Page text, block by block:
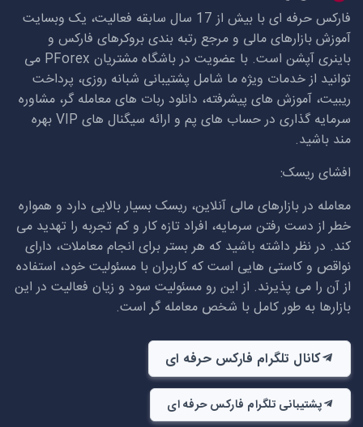
فارکس حرفه ای با بیش از 17 سال سابقه فعالیت، یک وبسایت
آموزش بازارهای مالی و مرجع رتبه بندی بروکرهای فارکس و
باینری آپشن است. با عضویت در باشگاه مشتریان PForex می
توانید از خدمات ویژه ما شامل پشتیبانی شبانه روزی، پرداخت
ریبیت، آموزش های پیشرفته، دانلود ربات های معامله گر، مشاوره
سرمایه گذاری در حساب های پم و ارائه سیگنال های VIPبهره
مند باشید.
افشای ریسک:
معامله در بازارهای مالی آنلاین، ریسک بسیار بالایی دارد و همواره
خطر از دست رفتن سرمایه، افراد تازه کار و کم تجربه را تهدید می
کند. در نظر داشته باشید که هر بستر برای انجام معاملات، دارای
نواقص و کاستی هایی است که کاربران با مسئولیت خود، استفاده
از آن را می پذیرند. از این رو مسئولیت سود و زیان فعالیت در این
بازارها به طور کامل با شخص معامله گر است.
کانال تلگرام فارکس حرفه ای
پشتیبانی تلگرام فارکس حرفه ای